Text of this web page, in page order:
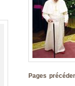
Pages